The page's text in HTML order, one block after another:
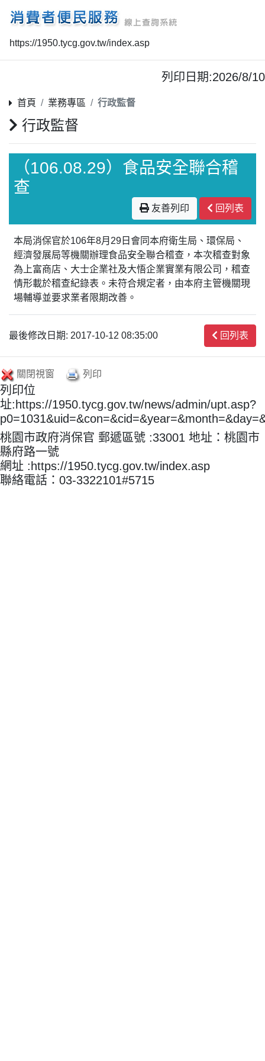
https://1950.tycg.gov.tw/index.asp
列印日期:2026/8/10
首頁 業務專區 行政監督
行政監督
（106.08.29）食品安全聯合稽
查
友善列印 回列表
本局消保官於106年8月29日會同本府衛生局、環保局、
經濟發展局等機關辦理食品安全聯合稽查，本次稽查對象
為上富商店、大士企業社及大悟企業實業有限公司，稽查
情形載於稽查紀錄表。未符合規定者，由本府主管機關現
場輔導並要求業者限期改善。
最後修改日期: 2017-10-12 08:35:00 回列表
關閉視窗 列印
列印位
址:https://1950.tycg.gov.tw/news/admin/upt.asp?
桃園市政府消保官 郵遞區號 :33001 地址：桃園市
縣府路一號
網址 :https://1950.tycg.gov.tw/index.asp
聯絡電話：03-3322101#5715